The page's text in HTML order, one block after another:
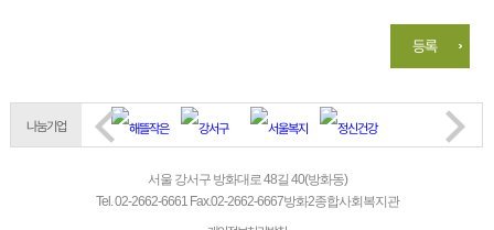
등록
나눔기업
서울 강서구 방화대로 48길 40(방화동)
Tel. 02-2662-6661 Fax.02-2662-6667방화2종합사회복지관